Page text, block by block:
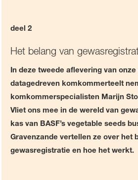
deel 2
Het belang van
In deze tweede aflevering van
datagedreven komkommerteelt
komkommerspecialisten Marijn
Vliet ons mee in de wereld van
kas van BASF’s vegetable seeds
Gravenzande vertellen ze over het
gewasregistratie en hoe het werkt.